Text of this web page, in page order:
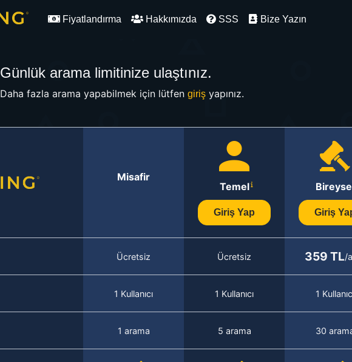
Fiyatlandırma Hakkımızda SSS Bize Yazın
Günlük arama limitinize ulaştınız.
Daha fazla arama yapabilmek için lütfen girişyapınız.
Misafir
Temel
Giriş Yap Giriş
Ücretsiz Ücretsiz 359 TL/
1 Kullanıcı 1 Kullanıcı 1
1 arama 5 arama 30